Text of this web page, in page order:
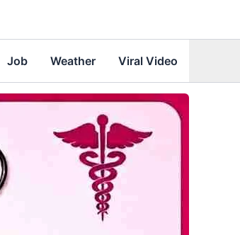
Job Weather Viral Video